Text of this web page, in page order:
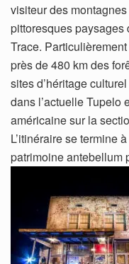
visiteur des
pittoresques paysages
Trace.
près de 480 km des
sites d’héritage
dans l’actuelle Tupelo
américaine sur la
L’itinéraire se termine
patrimoine antebellum